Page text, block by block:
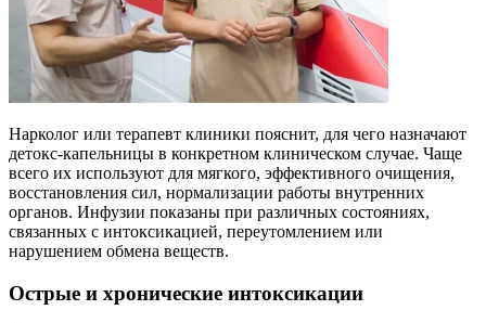
Нарколог или терапевт клиники пояснит, для чего назначают
детокс-капельницы в конкретном клиническом случае. Чаще
всего их используют для мягкого, эффективного очищения,
восстановления сил, нормализации работы внутренних
органов. Инфузии показаны при различных состояниях,
связанных с интоксикацией, переутомлением или
нарушением обмена веществ.
Острые и хронические интоксикации